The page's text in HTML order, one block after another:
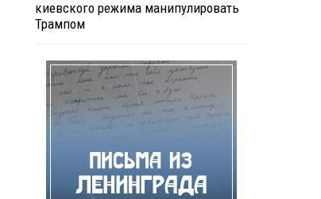
киевского режима манипулировать
Трампом